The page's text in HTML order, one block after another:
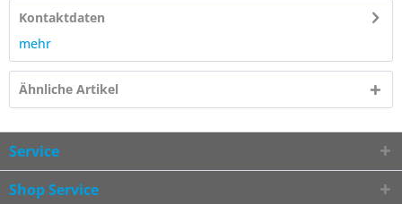
Kontaktdaten
mehr
Ähnliche Artikel
Service
Shop Service